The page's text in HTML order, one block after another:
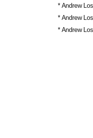
* Andrew
* Andrew
* Andrew